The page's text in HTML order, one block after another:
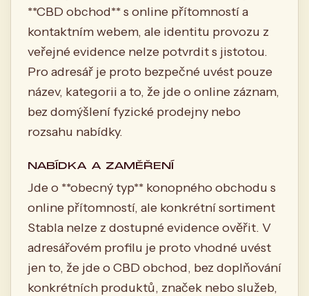
**CBD obchod** s online přítomností a
kontaktním webem, ale identitu provozu z
veřejné evidence nelze potvrdit s jistotou.
Pro adresář je proto bezpečné uvést pouze
název, kategorii a to, že jde o online záznam,
bez domýšlení fyzické prodejny nebo
rozsahu nabídky.
NABÍDKA A ZAMĚŘENÍ
Jde o **obecný typ** konopného obchodu s
online přítomností, ale konkrétní sortiment
Stabla nelze z dostupné evidence ověřit. V
adresářovém profilu je proto vhodné uvést
jen to, že jde o CBD obchod, bez doplňování
konkrétních produktů, značek nebo služeb,